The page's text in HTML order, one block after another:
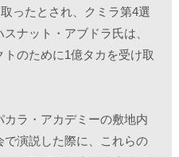
ったとされ、クミラ第4選
ナット・アブドラ氏は、
のために1億タカを受け取
ラ・アカデミーの敷地内
演説した際に、これらの